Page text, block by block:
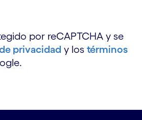
por reCAPTCHA y se
privacidad y los términos